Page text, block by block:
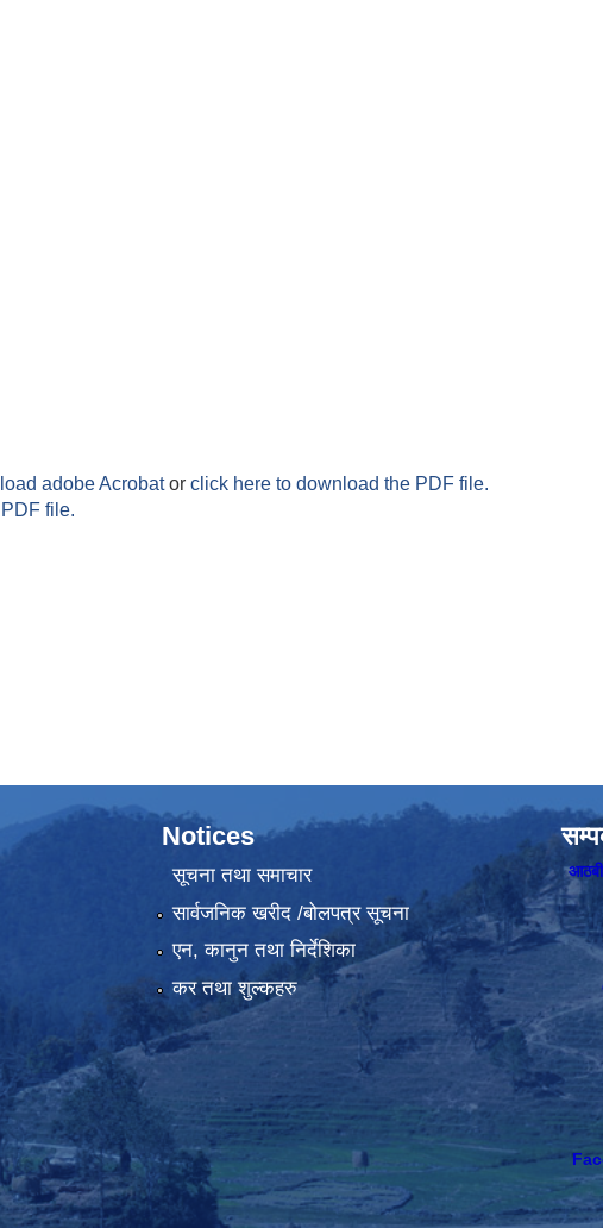
adobe Acrobator click here to download the PDF file.
file.
Notices
सूचना तथा समाचार
सार्वजनिक खरीद /बोलपत्र सूचना
एन, कानुन तथा निर्देशिका
कर तथा शुल्कहरु